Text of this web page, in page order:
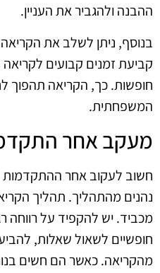
ההבנה ולהגביר את העניין.
בנוסף, ניתן לשלב את הקריאה
קביעת זמנים קבועים
חופשות. כך, הקריאה תהפוך
המשפחתית.
מעקב אחר
חשוב לעקוב אחר ההתקדמות
נהנים מהתהליך. תהליך
מכביד. יש להקפיד על רווחה
חופשיים לשאול שאלות,
מהקריאה. כאשר הם חשים